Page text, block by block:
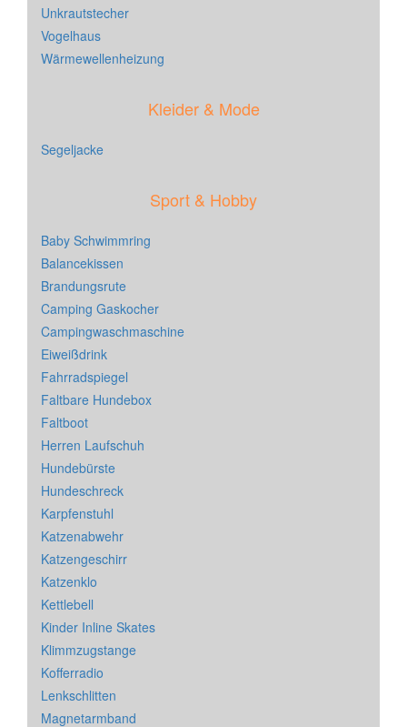
Unkrautstecher
Vogelhaus
Wärmewellenheizung
Kleider & Mode
Segeljacke
Sport & Hobby
Baby Schwimmring
Balancekissen
Brandungsrute
Camping Gaskocher
Campingwaschmaschine
Eiweißdrink
Fahrradspiegel
Faltbare Hundebox
Faltboot
Herren Laufschuh
Hundebürste
Hundeschreck
Karpfenstuhl
Katzenabwehr
Katzengeschirr
Katzenklo
Kettlebell
Kinder Inline Skates
Klimmzugstange
Kofferradio
Lenkschlitten
Magnetarmband